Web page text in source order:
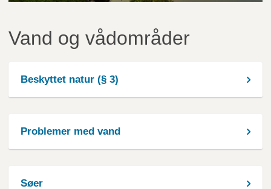
Vand og vådområder
Beskyttet natur (§ 3)
Problemer med vand
Søer